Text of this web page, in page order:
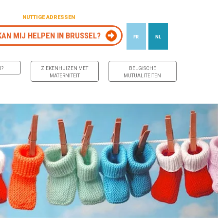
NUTTIGE ADRESSEN
MIJ HELPEN IN BRUSSEL? FR NL
ZIEKENHUIZEN MET
MATERNITEIT
BELGISCHE
MUTUALITEITEN